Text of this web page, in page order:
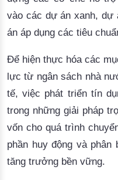
vào các dự án xanh, dự
án áp dụng các tiêu
Để hiện thực hóa các
lực từ ngân sách nhà
tế, việc phát triển tín
trong những giải pháp
vốn cho quá trình
phần huy động và
tăng trưởng bền vững.